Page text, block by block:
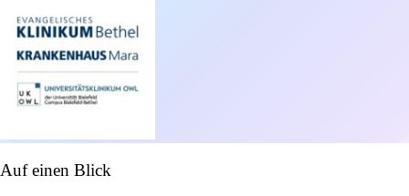
Auf einen Blick